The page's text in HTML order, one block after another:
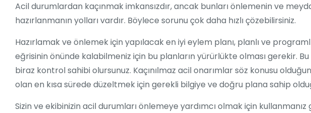
Acil durumlardan kaçınmak imkansızdır, ancak bunları önlemenin ve
hazırlanmanın yolları vardır. Böylece sorunu çok daha hızlı çözebilirsiniz.
Hazırlamak ve önlemek için yapılacak en iyi eylem planı, planlı ve
eğrisinin önünde kalabilmeniz için bu planların yürürlükte olması gerekir.
biraz kontrol sahibi olursunuz. Kaçınılmaz acil onarımlar söz konusu
olan en kısa sürede düzeltmek için gerekli bilgiye ve doğru plana sahip
Sizin ve ekibinizin acil durumları önlemeye yardımcı olmak için